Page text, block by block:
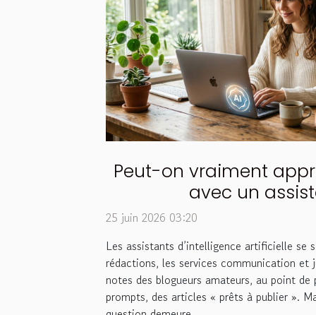
Peut-on vraiment
avec un
25 juin 2026 03:20
Les assistants d’intelligence artificielle se
rédactions, les services communication et
notes des blogueurs amateurs, au point
prompts, des articles « prêts à publier ».